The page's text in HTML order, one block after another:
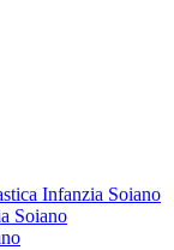
Infanzia Soiano
Soiano